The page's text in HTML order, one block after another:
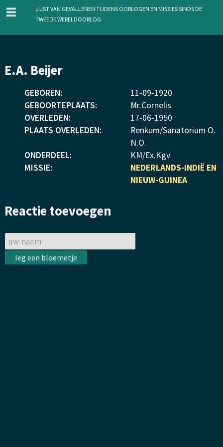
en
inhoud
menu
Lijst van gevallenen tijdens oorlogen en missies sinds de
Tweede Wereldoorlog
E.A. Beijer
GEBOREN: 11-09-1920
GEBOORTEPLAATS:
Mr.Cornelis
OVERLEDEN:
17-06-1950
PLAATS OVERLEDEN:
Renkum/Sanatorium O.
N.O.
ONDERDEEL:
KM/Ex.Kgv
MISSIE:
NEDERLANDS-INDIË EN
NIEUW-GUINEA
Reactie toevoegen